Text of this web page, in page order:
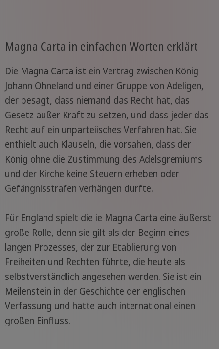
Magna Carta in einfachen Worten erklärt
Die Magna Carta ist ein Vertrag zwischen König
Johann Ohneland und einer Gruppe von Adeligen,
der besagt, dass niemand das Recht hat, das
Gesetz außer Kraft zu setzen, und dass jeder das
Recht auf ein unparteiisches Verfahren hat. Sie
enthielt auch Klauseln, die vorsahen, dass der
König ohne die Zustimmung des Adelsgremiums
und der Kirche keine Steuern erheben oder
Gefängnisstrafen verhängen durfte.
Für England spielt die ie Magna Carta eine äußerst
große Rolle, denn sie gilt als der Beginn eines
langen Prozesses, der zur Etablierung von
Freiheiten und Rechten führte, die heute als
selbstverständlich angesehen werden. Sie ist ein
Meilenstein in der Geschichte der englischen
Verfassung und hatte auch international einen
großen Einfluss.